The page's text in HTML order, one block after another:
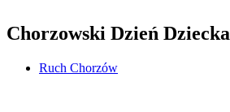
Chorzowski Dzień Dziecka
Ruch Chorzów